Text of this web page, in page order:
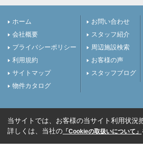
ホーム
会社概要
プライバシーポリシー
利用規約
サイトマップ
物件カタログ
お問い合わせ
スタッフ紹介
周辺施設検索
お客様の声
スタッフブログ
当サイトでは、お客様の当サイト利用状
詳しくは、当社の 「Cookieの取扱いについて」